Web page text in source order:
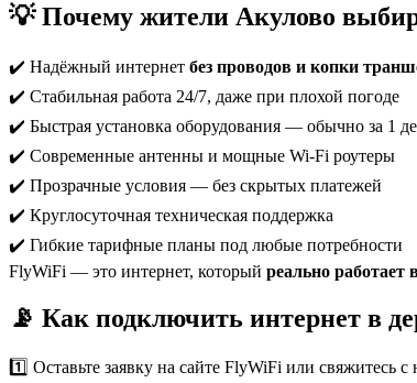
💡 Почему жители Акулово
✔️ Надёжный интернет без проводов и копки
✔️ Стабильная работа 24/7, даже при плохой погоде
✔️ Быстрая установка оборудования — обычно за 1
✔️ Современные антенны и мощные Wi-Fi роутеры
✔️ Прозрачные условия — без скрытых платежей
✔️ Круглосуточная техническая поддержка
✔️ Гибкие тарифные планы под любые потребности
FlyWiFi — это интернет, который реально работает
📡 Как подключить интернет в
1️⃣ Оставьте заявку на сайте FlyWiFi или свяжитесь